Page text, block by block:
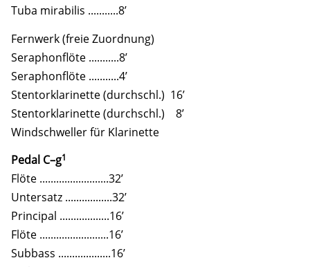
Tuba mirabilis ...........8’
Fernwerk (freie Zuordnung)
Seraphonflöte ...........8’
Seraphonflöte ...........4’
Stentorklarinette (durchschl.) 16’
Stentorklarinette (durchschl.) 8’
Windschweller für Klarinette
Pedal C–g1
Flöte .........................32’
Untersatz .................32’
Principal ..................16’
Flöte .........................16’
Subbass ...................16’